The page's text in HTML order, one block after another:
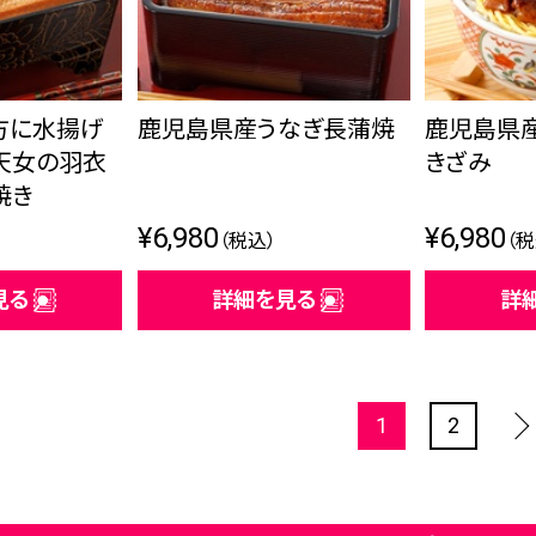
に水揚げ
女の羽衣
き
る
鹿児島県産うなぎ長蒲焼
¥6,980 （税込）
詳細を見る
鹿児島県
きざみ
¥6,980 （
詳
1 2